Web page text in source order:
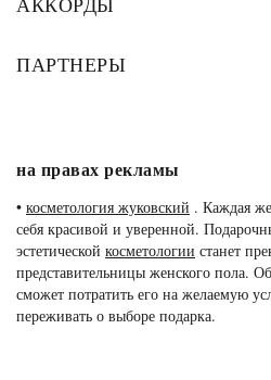
ПАРТНЕРЫ
на правах рекламы
• косметология жуковский . Каждая
себя красивой и уверенной.
эстетической косметологии станет
представительницы женского пола.
сможет потратить его на желаемую
переживать о выборе подарка.